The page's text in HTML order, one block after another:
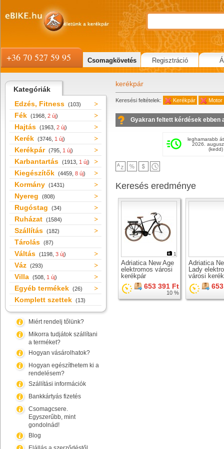
Kategóriák
Edzés, Fitness (103)
Fék (1968, 2 új)
Hajtás (1963, 2 új)
Kerék (3746, 1 új)
Kerékpár (795, 1 új)
Karbantartás (1913, 1 új)
Kiegészítők (4459, 8 új)
Kormány (1431)
Nyereg (808)
Rugóstag (34)
Ruházat (1584)
Szállítás (182)
Tárolás (87)
Váltás (1198, 3 új)
Váz (293)
Villa (508, 1 új)
Egyéb termékek (26)
Komplett szettek (13)
Miért rendelj tőlünk?
Mikorra tudjátok szállítani
a terméket?
Hogyan vásárolhatok?
Hogyan egészíthetem ki a
rendelésem?
Szállítási információk
Bankkártyás fizetés
Csomagcsere.
Egyszerűbb, mint
gondolnád!
Blog
kerékpár
Keresési feltételek: Kerékpár Motor
Gyakran feltett kérdések ebben
leghamarabb
2026.
(kedd)
Keresés eredménye
1
Adriatica New Age
elektromos városi
kerékpár
653 391 Ft
10 %
Adriatica
Lady
városi
+36 70 527 59 95 Csomagkövetés Regisztráció